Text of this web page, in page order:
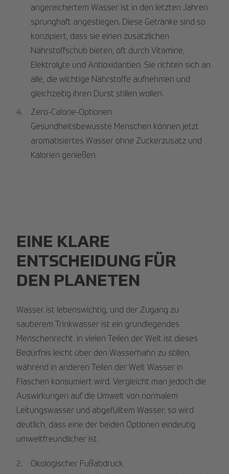
angereichertem Wasser ist in den letzten Jahren
sprunghaft angestiegen. Diese Getränke sind so
konzipiert, dass sie einen zusätzlichen
Nährstoffschub bieten, oft durch Vitamine,
Elektrolyte und Antioxidantien. Sie richten sich an
alle, die wichtige Nährstoffe aufnehmen und
gleichzeitig ihren Durst stillen wollen.
Zero-Calorie-Optionen
Gesundheitsbewusste Menschen können jetzt
aromatisiertes Wasser ohne Zuckerzusatz und
Kalorien genießen.
EINE KLARE
ENTSCHEIDUNG FÜR
DEN PLANETEN
Wasser ist lebenswichtig, und der Zugang zu
sauberem Trinkwasser ist ein grundlegendes
Menschenrecht. In vielen Teilen der Welt ist dieses
Bedürfnis leicht über den Wasserhahn zu stillen,
während in anderen Teilen der Welt Wasser in
Flaschen konsumiert wird. Vergleicht man jedoch die
Auswirkungen auf die Umwelt von normalem
Leitungswasser und abgefülltem Wasser, so wird
deutlich, dass eine der beiden Optionen eindeutig
umweltfreundlicher ist.
Ökologischer Fußabdruck